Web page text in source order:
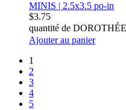
MINIS | 2.5x3.5 po-in
$3.75
quantité de
Ajouter au panier
1
2
3
4
5